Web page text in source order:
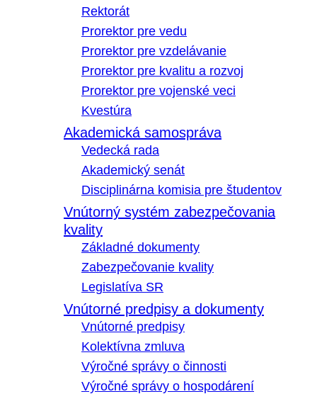
Rektorát
Prorektor pre vedu
Prorektor pre vzdelávanie
Prorektor pre kvalitu a rozvoj
Prorektor pre vojenské veci
Kvestúra
Akademická samospráva
Vedecká rada
Akademický senát
Disciplinárna komisia pre študentov
Vnútorný systém zabezpečovania
kvality
Základné dokumenty
Zabezpečovanie kvality
Legislatíva SR
Vnútorné predpisy a dokumenty
Vnútorné predpisy
Kolektívna zmluva
Výročné správy o činnosti
Výročné správy o hospodárení